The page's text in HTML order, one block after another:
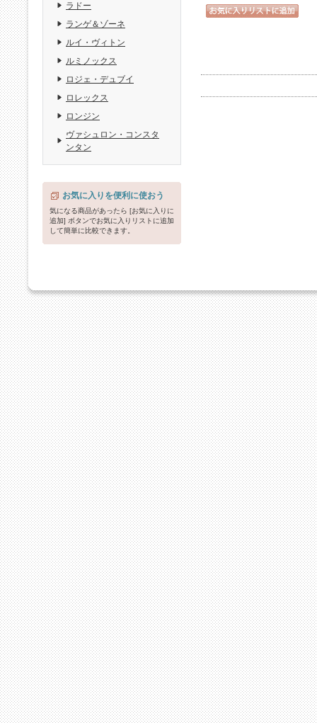
ラドー
ランゲ＆ゾーネ
ルイ・ヴィトン
ルミノックス
ロジェ・デュブイ
ロレックス
ロンジン
ヴァシュロン・コンスタ
ンタン
お気に入りを便利に使おう
気になる商品があったら [お気に入りに
追加] ボタンでお気に入りリストに追加
して簡単に比較できます。